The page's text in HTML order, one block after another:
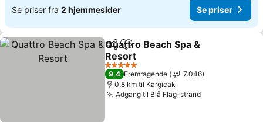
Se priser fra 2 hjemmesider Se priser
Del Føj til favoritter
Quattro Beach Spa &
Resort
Se priser
5 Stjerner
9,4 Fremragende
7.046
0.8 km til Kargicak
Adgang til Blå Flag-strandSe priser